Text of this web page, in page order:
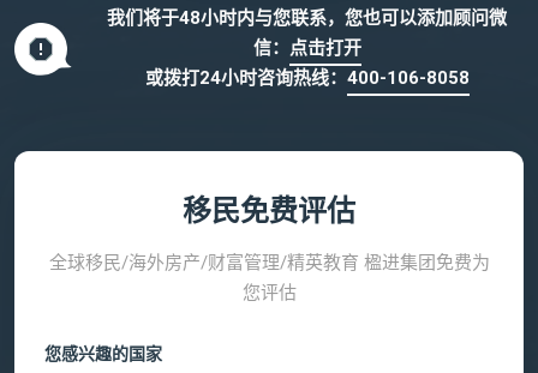
我们将于48小时内与您联系，您也可以添加顾问微
信： 点击打开
或拨打24小时咨询热线： 400-106-8058
移民免费评估
全球移民/海外房产/财富管理/精英教育 楹进集团免费为
您评估
您感兴趣的国家